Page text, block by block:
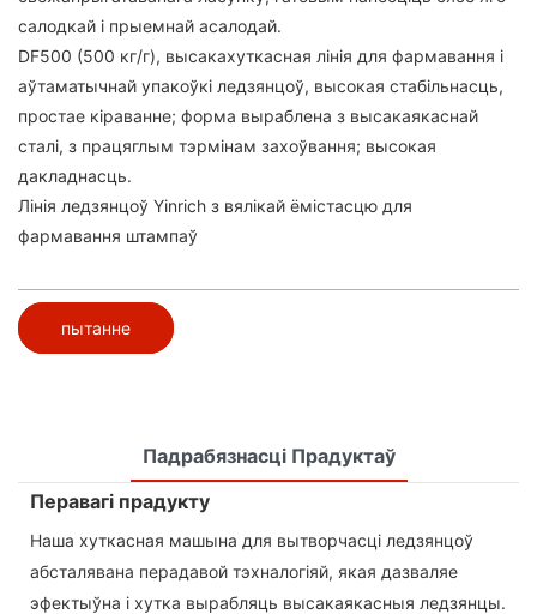
салодкай і прыемнай асалодай.
DF500 (500 кг/г), высакахуткасная лінія для фармавання і
аўтаматычнай упакоўкі ледзянцоў, высокая стабільнасць,
простае кіраванне; форма выраблена з высакаякаснай
сталі, з працяглым тэрмінам захоўвання; высокая
дакладнасць.
Лінія ледзянцоў Yinrich з вялікай ёмістасцю для
фармавання штампаў
пытанне
Падрабязнасці Прадуктаў
Перавагі прадукту
Наша хуткасная машына для вытворчасці ледзянцоў
абсталявана перадавой тэхналогіяй, якая дазваляе
эфектыўна і хутка вырабляць высакаякасныя ледзянцы.